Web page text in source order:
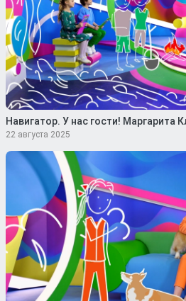
Навигатор. У нас гости! Маргарита
22 августа 2025